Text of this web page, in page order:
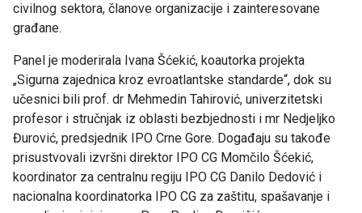
civilnog sektora, članove organizacije i zainteresovane
građane.
Panel je moderirala Ivana Šćekić, koautorka projekta
„Sigurna zajednica kroz evroatlantske standarde“, dok su
učesnici bili prof. dr Mehmedin Tahirović, univerzitetski
profesor i stručnjak iz oblasti bezbjednosti i mr Nedjeljko
Đurović, predsjednik IPO Crne Gore. Događaju su takođe
prisustvovali izvršni direktor IPO CG Momčilo Šćekić,
koordinator za centralnu regiju IPO CG Danilo Dedović i
nacionalna koordinatorka IPO CG za zaštitu, spašavanje i